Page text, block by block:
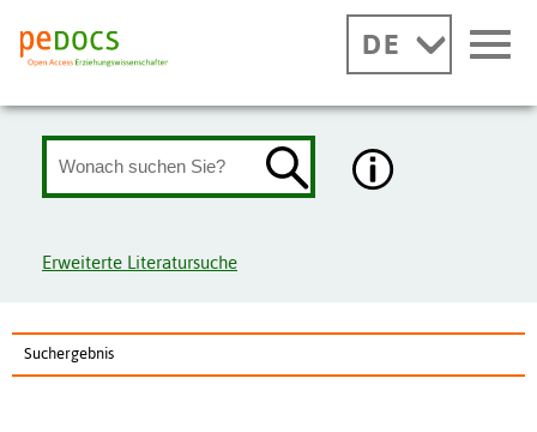
DE
Erweiterte Literatursuche
Suchergebnis